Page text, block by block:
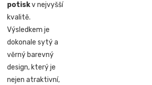
potiskv nejvyšší
kvalitě.
Výsledkem je
dokonale sytý a
věrný barevný
design, který je
nejen atraktivní,